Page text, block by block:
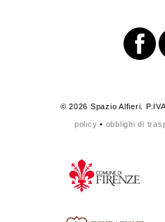
© 2026 Spazio Alfieri.
policy • obblighi di